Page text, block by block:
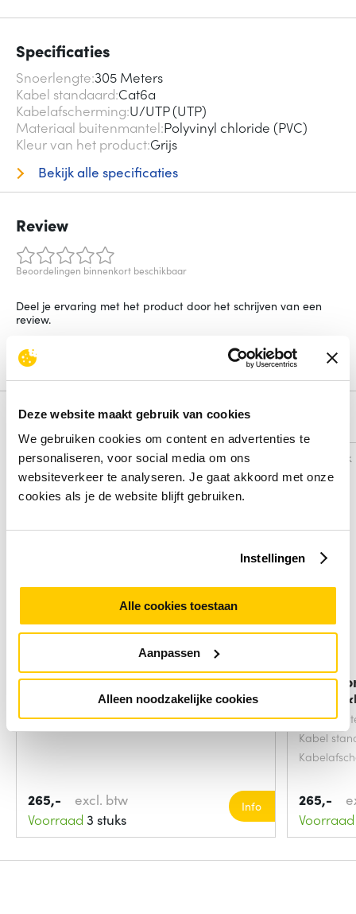
Deze website maakt gebruik van cookies
We gebruiken cookies om content en advertenties te
personaliseren, voor social media om ons
websiteverkeer te analyseren. Je gaat akkoord met onze
cookies als je de website blijft gebruiken.
Instellingen
Alle cookies toestaan
Aanpassen
Alleen noodzakelijke cookies
Specificaties
Snoerlengte 305 Meters
Kabel standaard Cat6a
Kabelafscherming U/UTP (UTP)
Materiaal buitenmantel Polyvinyl chloride (PVC)
Kleur van het product Grijs
Bekijk alle specificaties
Review
Beoordelingen binnenkort beschikbaar
Deel je ervaring met het product door het schrijven van een
review.
Schrijf een review
Alternatieven
Vergelijk
Microconnect CAB-TEST11
netwerkkabel
265,-
excl. btw
Voorraad 3 stuks
Info
Vergelijk
Kabel
265,-
Voorraad